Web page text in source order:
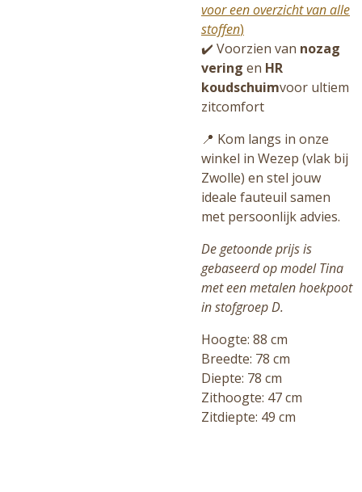
voor een overzicht van alle
stoffen)
✔️ Voorzien van nozag
vering en HR
koudschuimvoor ultiem
zitcomfort
📍 Kom langs in onze
winkel in Wezep (vlak bij
Zwolle) en stel jouw
ideale fauteuil samen
met persoonlijk advies.
De getoonde prijs is
gebaseerd op model Tina
met een metalen hoekpoot
in stofgroep D.
Hoogte: 88 cm
Breedte: 78 cm
Diepte: 78 cm
Zithoogte: 47 cm
Zitdiepte: 49 cm